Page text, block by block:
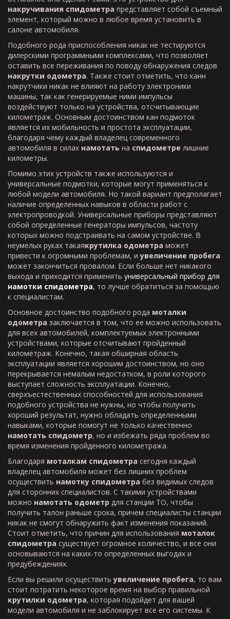
накручивания спидометра представляет собой съемный
элемент, который можно в любое время установить в
салоне автомобиля.
Подобного рода приспособления никак не тестируются
дилерскими программными комплексами, что позволяет
оставить все переживания по поводу обнаружения следов
накрутки одометра. Также стоит отметить, что канн
накрутчики никак не влияют на работу электроники
машины, так как генерируемые ними импульсы
воздействуют только на устройства, отсчитывающие
километраж. Основным достоинством кан подмоток
является их мобильность и простота эксплуатации,
благодаря чему каждый владелец современного
автомобиля в силах намотать на спидометре лишние
километры.
Помимо этих устройств также используются и
универсальные подмотки, которые могут применяться к
любой модели автомобиля. Но такой вариант предполагает
наличие определенных навыков в области работ с
электропроводкой. Универсальные приборы представляют
собой определенные генераторы импульсов, частоту
которых можно подстраивать на самом устройстве. В
неумелых руках такаякрутилка одометра может
привести к огромными проблемам, иувеличение пробега
может закончиться провалом. Если больше нет никакого
выхода и приходится применять универсальный прибор для
намотки спидометра, то лучше обратиться за помощью
к специалистам.
Основное достоинство подобного рода моталки
одометра заключается в том, что ее можно использовать
для всех автомобилей, комплектуемых электронными
устройствами, которые отсчитывают пройденный
километраж. Конечно, такая обширная область
эксплуатации является хорошим достоинством, но оно
перекрывается немалым недостатком, в роли которого
выступает сложность эксплуатации. Конечно,
сверхъестественных способностей для использования
подобного устройства не нужны, но чтобы получить
хороший результат, нужно обладать определенными
навыками, которые помогут не только качественно
намотать спидометр, но и избежать ряда проблем во
время изменения пройденного километража.
Благодаря моталкам спидометра сегодня каждый
владелец автомобиля может без лишних проблем
осуществить намотку спидометра без видимых следов
для сторонних специалистов. С такими устройствами
можно намотать одометр для станции ТО, чтобы
получить талон раньше срока, причем специалисты станции
никак не смогут обнаружить факт изменения показаний.
Стоит отметить, что причин для использования моталок
спидометра существует огромное количество, и все они
основываются на каких-то определенных выгодах и
предубеждениях.
Если вы решили осуществитьувеличение пробега, то вам
стоит потратить некоторое время на выбор правильной
крутилки одометра, которая подойдет для вашей
модели автомобиля и не заблокирует все его системы. К